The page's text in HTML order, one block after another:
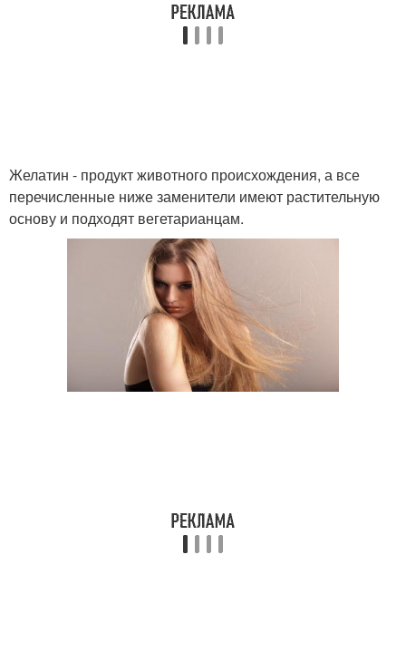
Желатин - продукт животного происхождения, а все
перечисленные ниже заменители имеют растительную
основу и подходят вегетарианцам.